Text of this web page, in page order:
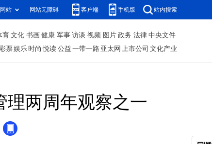
站 网站无障碍 客户端 手机版 站内搜索
育 文化 书画 健康 军事 访谈 视频 图片 政务 法律 中央文件
彩票娱乐 时尚 悦读 公益 一带一路 亚太网 上市公司 文化产业
两周年观察之一